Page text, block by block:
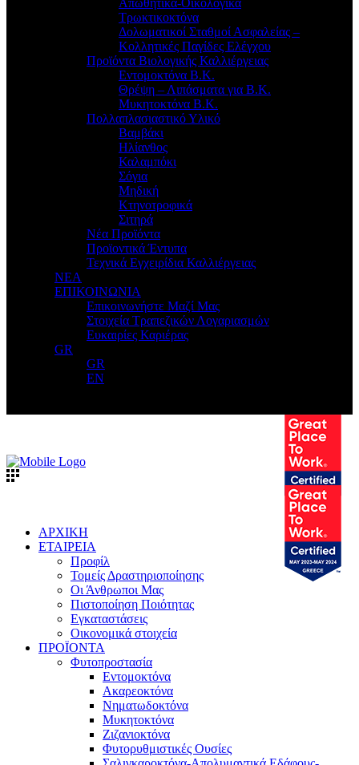
Τρωκτικοκτόνα
Δολωματικοί Σταθμοί Ασφαλείας –
Κολλητικές Παγίδες Ελέγχου
Προϊόντα Βιολογικής Καλλιέργειας
Εντομοκτόνα Β.Κ.
Θρέψη – Λιπάσματα για Β.Κ.
Μυκητοκτόνα Β.Κ.
Πολλαπλασιαστικό Υλικό
Βαμβάκι
Ηλίανθος
Καλαμπόκι
Σόγια
Μηδική
Κτηνοτροφικά
Σιτηρά
Νέα Προϊόντα
Προϊοντικά Έντυπα
Τεχνικά Εγχειρίδια Καλλιέργειας
ΝΕΑ
ΕΠΙΚΟΙΝΩΝΙΑ
Επικοινωνήστε Μαζί Μας
Στοιχεία Τραπεζικών Λογαριασμών
Ευκαιρίες Καριέρας
GR
GR
EN
ΑΡΧΙΚΗ
ΕΤΑΙΡΕΙΑ
Προφίλ
Τομείς Δραστηριοποίησης
Οι Άνθρωποι Μας
Πιστοποίηση Ποιότητας
Εγκαταστάσεις
Οικονομικά στοιχεία
ΠΡΟΪΟΝΤΑ
Φυτοπροστασία
Εντομοκτόνα
Ακαρεοκτόνα
Νηματωδοκτόνα
Μυκητοκτόνα
Ζιζανιοκτόνα
Φυτορυθμιστικές Ουσίες